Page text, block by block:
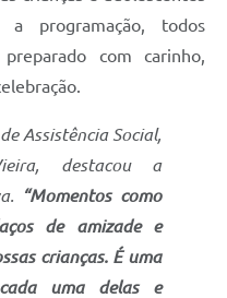
a programação, todos
com carinho,
Assistência Social,
destacou a
“Momentos como
de amizade e
crianças. É uma
uma delas e